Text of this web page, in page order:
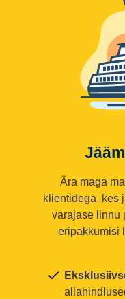
Ära maga
klientidega, kes
varajase linnu
eripakkumisi